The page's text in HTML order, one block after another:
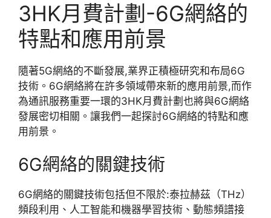
3HK月費計劃-6G網絡的
特點和應用前景
隨著5G網絡的不斷發展,業界正積極研究和布局6G
技術。6G網絡將在許多領域帶來新的應用前景,而作
為通訊服務重要一環的3HK月費計劃也將與6G網絡
發展密切相關。讓我們一起探討6G網絡的特點和應
用前景。
6G網絡的關鍵技術
6G網絡的關鍵技術包括但不限於:泰拉赫茲（THz）
頻段利用、人工智能和機器學習技術、動態頻譜接